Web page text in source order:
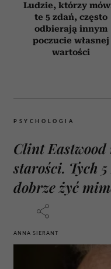
Ludzie, którzy
te 5 zdań, często
odbierają innym
poczucie własnej
wartości
PSYCHOLOGIA
Clint
starości. Tych
dobrze żyć
ANNA SIERANT